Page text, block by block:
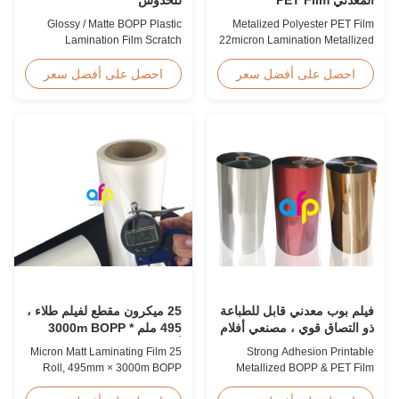
22micron Lamination رول
فيلم معدني
Metalized Polyester PET Film
22micron Lamination Metallized
Screen/Offset/Gravure/Intaglio
Printing Supported Metalized
film is suitable for various
printing types including offset
printing, screen ...
احصل على أفضل سعر
Glossy / Matte BOPP Plastic
Lamination Film Scratch
Plastic Lamination Film Scratch
Resistant Film Product
1000mm Thickness 24micron -
32micron Roll Length 300m -
4000m Core Size 1 inch ...
احصل على أفضل سعر
فيلم بوب معدني قابل للطباعة
ذو التصاق قوي ، مصنعي أفلام
PET المعدنية
Strong Adhesion Printable
Metallized BOPP & PET Film
25 ميكرون مقطع لفيلم طلاء ،
495 ملم * 3000m BOPP
أفلام طلاء
25 Micron Matt Laminating Film
Roll, 495mm × 3000m BOPP